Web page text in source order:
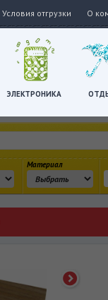
Условия отгрузки О
ЭЛЕКТРОНИКА
Материал